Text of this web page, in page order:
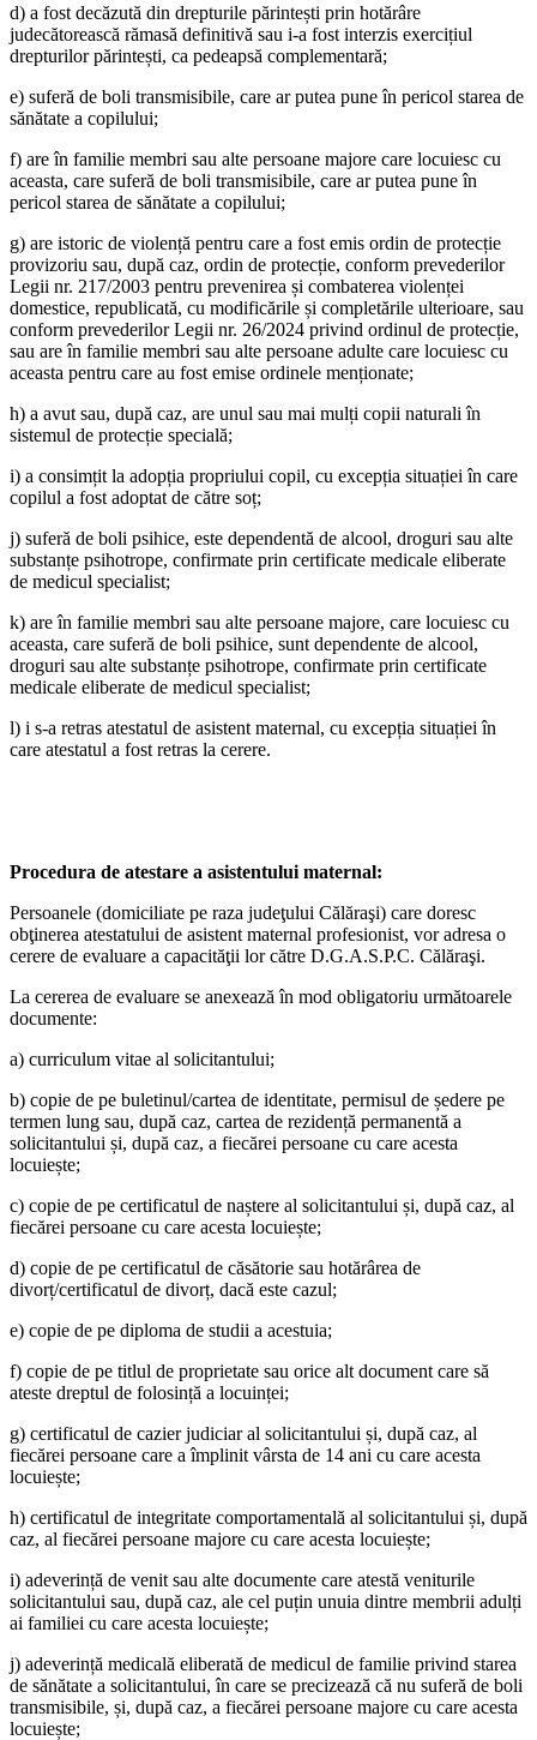
d) a fost decăzută din drepturile părintești prin hotărâre
judecătorească rămasă definitivă sau i-a fost interzis exercițiul
drepturilor părintești, ca pedeapsă complementară;
e) suferă de boli transmisibile, care ar putea pune în pericol starea de
sănătate a copilului;
f) are în familie membri sau alte persoane majore care locuiesc cu
aceasta, care suferă de boli transmisibile, care ar putea pune în
pericol starea de sănătate a copilului;
g) are istoric de violență pentru care a fost emis ordin de protecție
provizoriu sau, după caz, ordin de protecție, conform prevederilor
Legii nr. 217/2003 pentru prevenirea și combaterea violenței
domestice, republicată, cu modificările și completările ulterioare, sau
conform prevederilor Legii nr. 26/2024 privind ordinul de protecție,
sau are în familie membri sau alte persoane adulte care locuiesc cu
aceasta pentru care au fost emise ordinele menționate;
h) a avut sau, după caz, are unul sau mai mulți copii naturali în
sistemul de protecție specială;
i) a consimțit la adopția propriului copil, cu excepția situației în care
copilul a fost adoptat de către soț;
j) suferă de boli psihice, este dependentă de alcool, droguri sau alte
substanțe psihotrope, confirmate prin certificate medicale eliberate
de medicul specialist;
k) are în familie membri sau alte persoane majore, care locuiesc cu
aceasta, care suferă de boli psihice, sunt dependente de alcool,
droguri sau alte substanțe psihotrope, confirmate prin certificate
medicale eliberate de medicul specialist;
l) i s-a retras atestatul de asistent maternal, cu excepția situației în
care atestatul a fost retras la cerere.
Procedura de atestare a asistentului maternal:
Persoanele (domiciliate pe raza judeţului Călăraşi) care doresc
obţinerea atestatului de asistent maternal profesionist, vor adresa o
cerere de evaluare a capacităţii lor către D.G.A.S.P.C. Călăraşi.
La cererea de evaluare se anexează în mod obligatoriu următoarele
documente:
a) curriculum vitae al solicitantului;
b) copie de pe buletinul/cartea de identitate, permisul de ședere pe
termen lung sau, după caz, cartea de rezidență permanentă a
solicitantului și, după caz, a fiecărei persoane cu care acesta
locuiește;
c) copie de pe certificatul de naștere al solicitantului și, după caz, al
fiecărei persoane cu care acesta locuiește;
d) copie de pe certificatul de căsătorie sau hotărârea de
divorț/certificatul de divorț, dacă este cazul;
e) copie de pe diploma de studii a acestuia;
f) copie de pe titlul de proprietate sau orice alt document care să
ateste dreptul de folosință a locuinței;
g) certificatul de cazier judiciar al solicitantului și, după caz, al
fiecărei persoane care a împlinit vârsta de 14 ani cu care acesta
locuiește;
h) certificatul de integritate comportamentală al solicitantului și, după
caz, al fiecărei persoane majore cu care acesta locuiește;
i) adeverință de venit sau alte documente care atestă veniturile
solicitantului sau, după caz, ale cel puțin unuia dintre membrii adulți
ai familiei cu care acesta locuiește;
j) adeverință medicală eliberată de medicul de familie privind starea
de sănătate a solicitantului, în care se precizează că nu suferă de boli
transmisibile, și, după caz, a fiecărei persoane majore cu care acesta
locuiește;